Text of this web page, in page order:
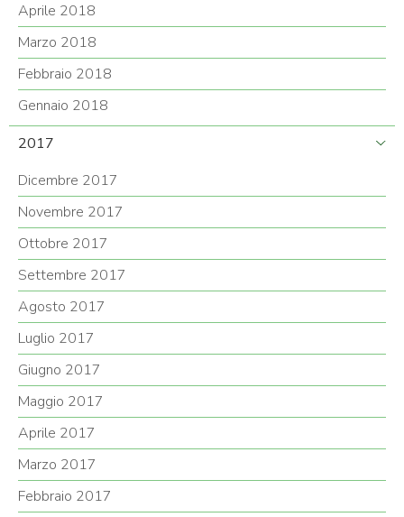
Aprile 2018
Marzo 2018
Febbraio 2018
Gennaio 2018
2017
Dicembre 2017
Novembre 2017
Ottobre 2017
Settembre 2017
Agosto 2017
Luglio 2017
Giugno 2017
Maggio 2017
Aprile 2017
Marzo 2017
Febbraio 2017